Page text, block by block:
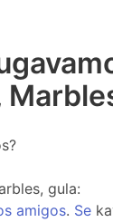
gula:
amigos. Se